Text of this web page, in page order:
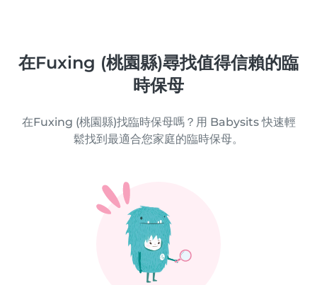
在Fuxing (桃園縣)尋找值得信賴的臨
時保母
在Fuxing (桃園縣)找臨時保母嗎？用 Babysits 快速輕
鬆找到最適合您家庭的臨時保母。